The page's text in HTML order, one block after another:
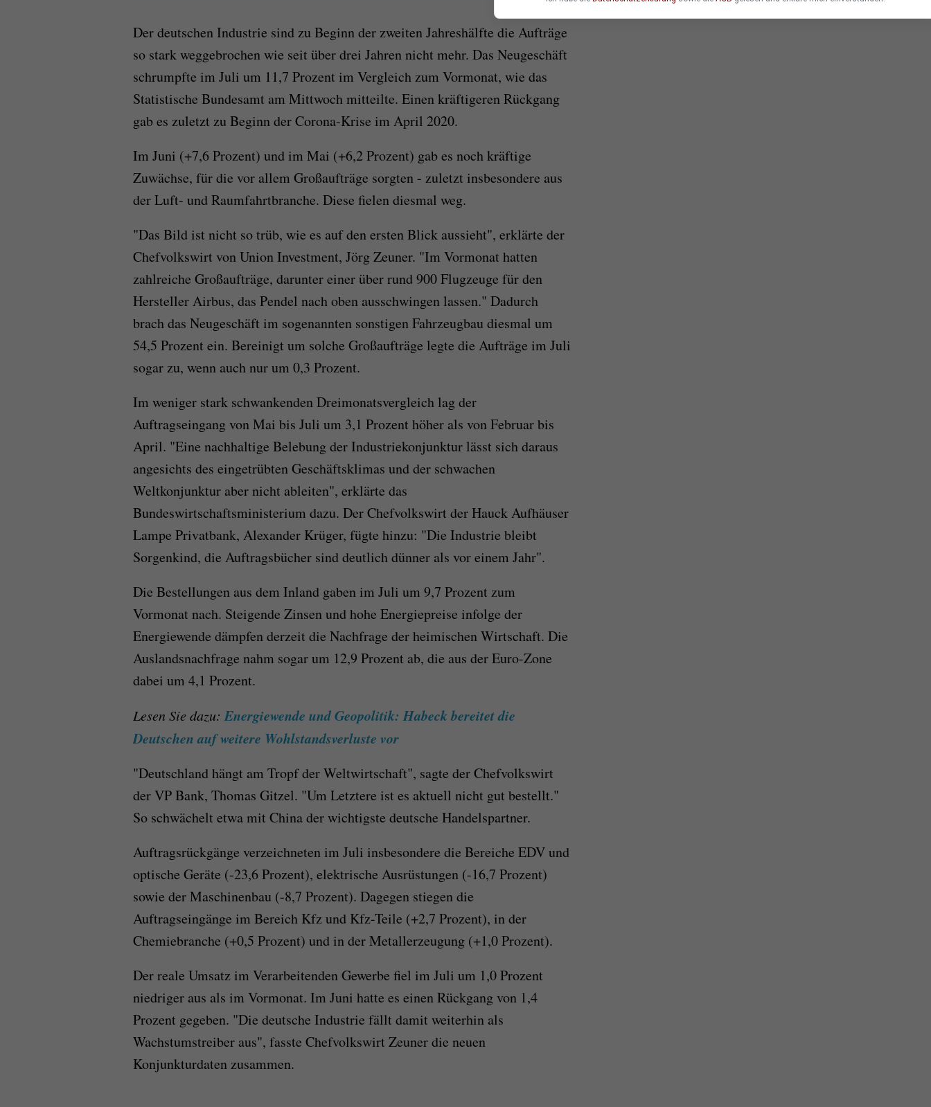
Der deutschen Industrie sind zu Beginn der zweiten Jahreshälfte die Aufträge
so stark weggebrochen wie seit über drei Jahren nicht mehr. Das Neugeschäft
schrumpfte im Juli um 11,7 Prozent im Vergleich zum Vormonat, wie das
Statistische Bundesamt am Mittwoch mitteilte. Einen kräftigeren Rückgang
gab es zuletzt zu Beginn der Corona-Krise im April 2020.
Im Juni (+7,6 Prozent) und im Mai (+6,2 Prozent) gab es noch kräftige
Zuwächse, für die vor allem Großaufträge sorgten - zuletzt insbesondere aus
der Luft- und Raumfahrtbranche. Diese fielen diesmal weg.
"Das Bild ist nicht so trüb, wie es auf den ersten Blick aussieht", erklärte der
Chefvolkswirt von Union Investment, Jörg Zeuner. "Im Vormonat hatten
zahlreiche Großaufträge, darunter einer über rund 900 Flugzeuge für den
Hersteller Airbus, das Pendel nach oben ausschwingen lassen." Dadurch
brach das Neugeschäft im sogenannten sonstigen Fahrzeugbau diesmal um
54,5 Prozent ein. Bereinigt um solche Großaufträge legte die Aufträge im Juli
sogar zu, wenn auch nur um 0,3 Prozent.
Im weniger stark schwankenden Dreimonatsvergleich lag der
Auftragseingang von Mai bis Juli um 3,1 Prozent höher als von Februar bis
April. "Eine nachhaltige Belebung der Industriekonjunktur lässt sich daraus
angesichts des eingetrübten Geschäftsklimas und der schwachen
Weltkonjunktur aber nicht ableiten", erklärte das
Bundeswirtschaftsministerium dazu. Der Chefvolkswirt der Hauck Aufhäuser
Lampe Privatbank, Alexander Krüger, fügte hinzu: "Die Industrie bleibt
Sorgenkind, die Auftragsbücher sind deutlich dünner als vor einem Jahr".
Die Bestellungen aus dem Inland gaben im Juli um 9,7 Prozent zum
Vormonat nach. Steigende Zinsen und hohe Energiepreise infolge der
Energiewende dämpfen derzeit die Nachfrage der heimischen Wirtschaft. Die
Auslandsnachfrage nahm sogar um 12,9 Prozent ab, die aus der Euro-Zone
dabei um 4,1 Prozent.
Lesen Sie dazu: Energiewende und Geopolitik: Habeck bereitet die
Deutschen auf weitere Wohlstandsverluste vor
"Deutschland hängt am Tropf der Weltwirtschaft", sagte der Chefvolkswirt
der VP Bank, Thomas Gitzel. "Um Letztere ist es aktuell nicht gut bestellt."
So schwächelt etwa mit China der wichtigste deutsche Handelspartner.
Auftragsrückgänge verzeichneten im Juli insbesondere die Bereiche EDV und
optische Geräte (-23,6 Prozent), elektrische Ausrüstungen (-16,7 Prozent)
sowie der Maschinenbau (-8,7 Prozent). Dagegen stiegen die
Auftragseingänge im Bereich Kfz und Kfz-Teile (+2,7 Prozent), in der
Chemiebranche (+0,5 Prozent) und in der Metallerzeugung (+1,0 Prozent).
Der reale Umsatz im Verarbeitenden Gewerbe fiel im Juli um 1,0 Prozent
niedriger aus als im Vormonat. Im Juni hatte es einen Rückgang von 1,4
Prozent gegeben. "Die deutsche Industrie fällt damit weiterhin als
Wachstumstreiber aus", fasste Chefvolkswirt Zeuner die neuen
Konjunkturdaten zusammen.